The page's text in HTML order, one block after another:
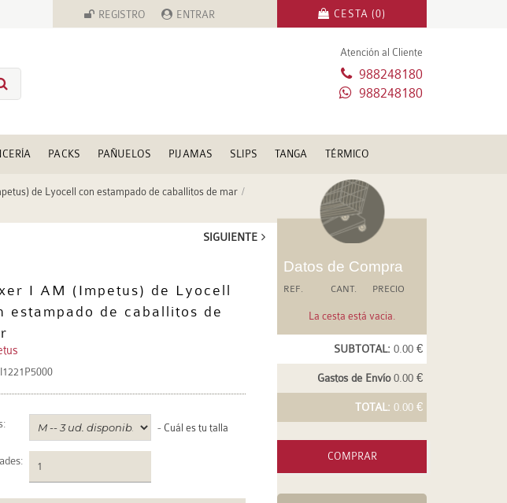
REGISTRO ENTRAR CESTA (0)
Atención al Cliente
988248180
988248180
PACKS PAÑUELOS PIJAMAS SLIPS TANGA TÉRMICO
de Lyocell con estampado de caballitos de mar
SIGUIENTE
I AM (Impetus) de Lyocell
estampado de caballitos de
II1221P5000
- Cuál es tu talla
:
Datos de Compra
REF. CANT. PRECIO
La cesta está vacia.
SUBTOTAL: 0.00 €
Gastos de Envío0.00 €
TOTAL: 0.00 €
COMPRAR